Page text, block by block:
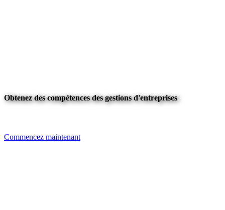
Obtenez des compétences des gestions d'entreprises
Commencez maintenant